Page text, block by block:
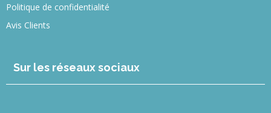
Politique de confidentialité
Avis Clients
Sur les réseaux sociaux